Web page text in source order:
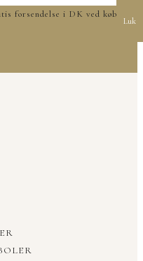
forsendelse i DK ved køb over
Luk